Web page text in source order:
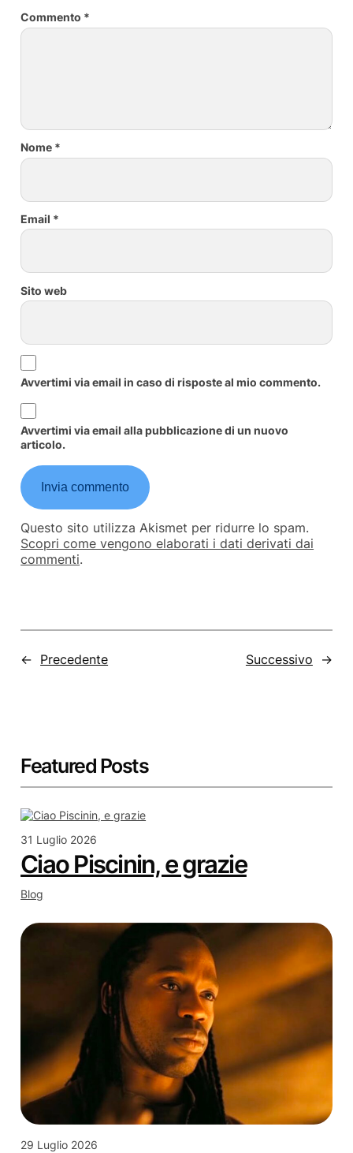
Commento *
Nome *
Email *
Sito web
Avvertimi via email in caso di risposte al mio commento.
Avvertimi via email alla pubblicazione di un nuovo
articolo.
Questo sito utilizza Akismet per ridurre lo spam.
Scopri come vengono elaborati i dati derivati dai
commenti.
← Precedente Successivo →
Featured Posts
31 Luglio 2026
Ciao Piscinin, e grazie
Blog
29 Luglio 2026